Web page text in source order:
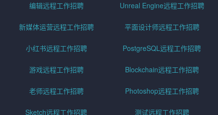
编辑远程工作招聘 Unreal Engine远程工作招聘
新媒体运营远程工作招聘 平面设计师远程工作招聘
小红书远程工作招聘 PostgreSQL远程工作招聘
游戏远程工作招聘 Blockchain远程工作招聘
老师远程工作招聘 Photoshop远程工作招聘
Sketch远程工作招聘 测试远程工作招聘